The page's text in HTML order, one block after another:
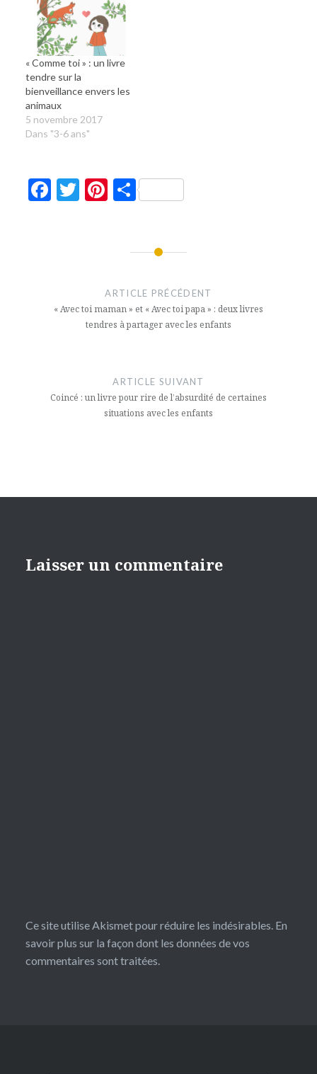
« Comme toi » : un livre
tendre sur la
bienveillance envers les
animaux
5 novembre 2017
Dans "3-6 ans"
Facebook
Twitter
Pinterest
Partager
l’article
ARTICLE PRÉCÉDENT
« Avec toi maman » et « Avec toi papa » : deux livres
tendres à partager avec les enfants
ARTICLE SUIVANT
Coincé : un livre pour rire de l’absurdité de certaines
situations avec les enfants
Laisser un commentaire
Ce site utilise Akismet pour réduire les indésirables. En
savoir plus sur la façon dont les données de vos
commentaires sont traitées.